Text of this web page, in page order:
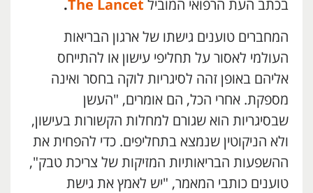
בכתב העת הרפואי המוביל The Lancet
.
המחברים טוענים גישתו של ארגון הבריאות
העולמי לאסור על תחליפי עישון או להתייחס
אליהם באופן זהה לסיגריות לוקה בחסר ואינה
מספקת. אחרי הכל, הם אומרים, "העשן
שבסיגריות הוא שגורם למחלות הקשורות בעישון,
ולא הניקוטין שנמצא בתחליפים. כדי להפחית את
ההשפעות הבריאותיות המזיקות של צריכת טבק",
טוענים כותבי המאמר, "יש לאמץ את גישת